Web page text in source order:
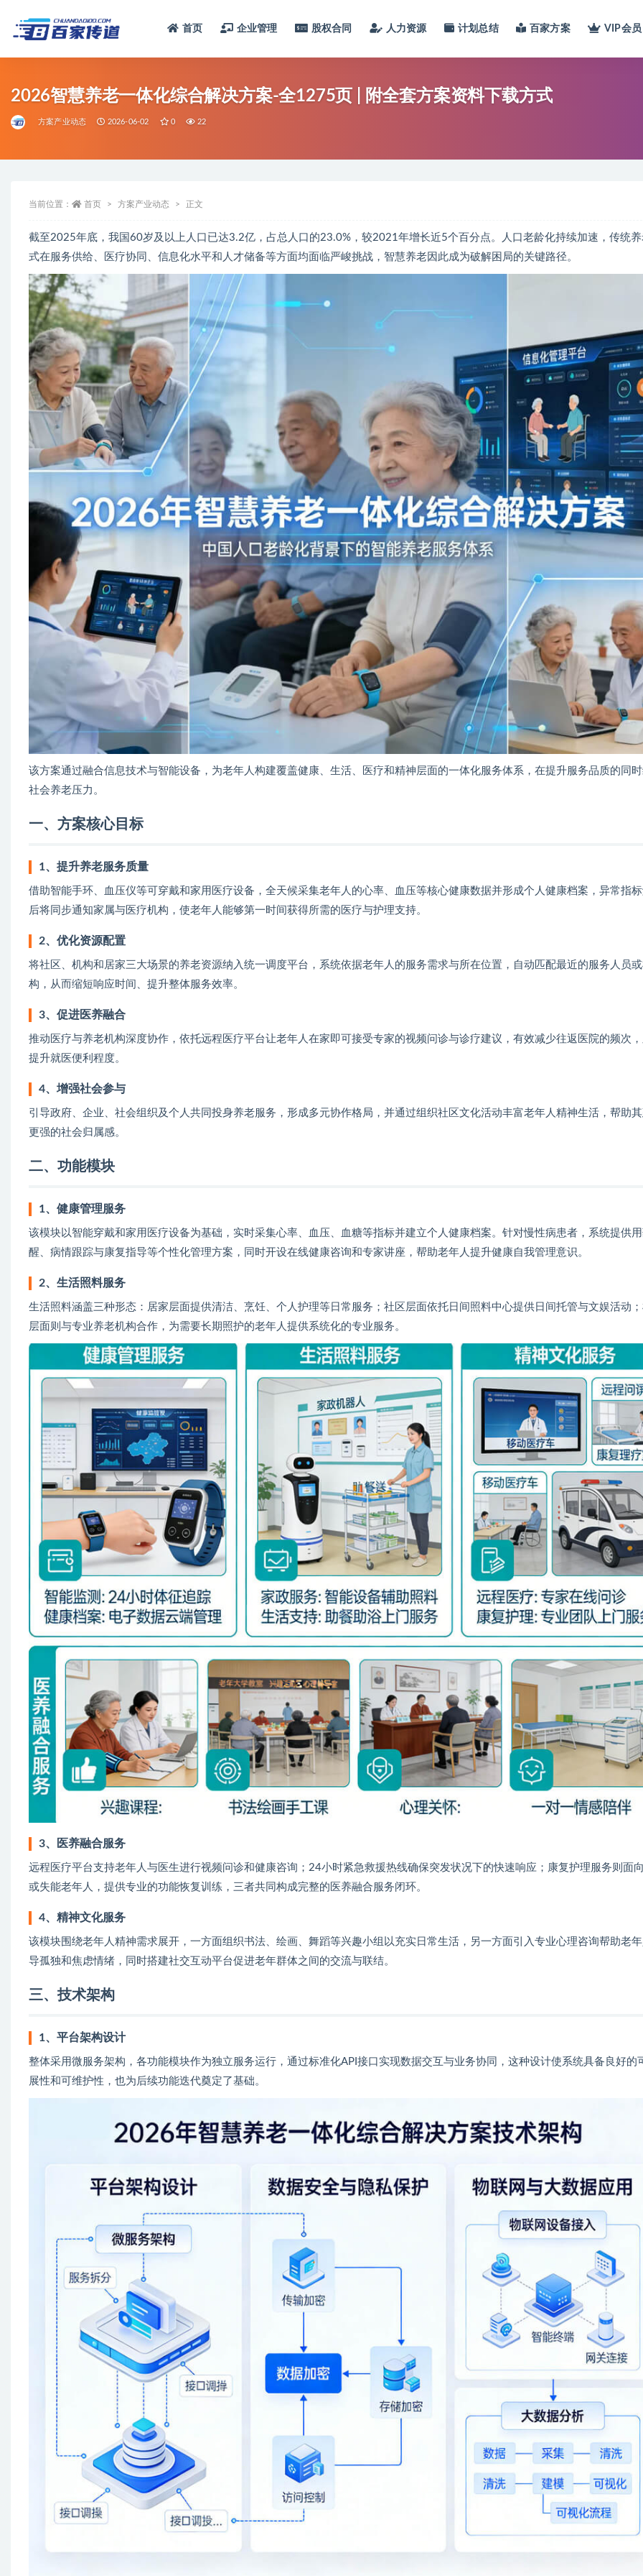
首页 企业管理 股权合同 人力资源 计划总结 百家方案 VIP会员
2026智慧养老一体化综合解决方案-全1275页 | 附全套方案资料下载方式
方案产业动态 2026-06-02 0 22
当前位置： 首页 方案产业动态 正文
截至2025年底，我国60岁及以上人口已达3.2亿，占总人口的23.0%，较2021年增长近5个百分点。人口老龄化持续加速，传统
式在服务供给、医疗协同、信息化水平和人才储备等方面均面临严峻挑战，智慧养老因此成为破解困局的关键路径。
该方案通过融合信息技术与智能设备，为老年人构建覆盖健康、生活、医疗和精神层面的一体化服务体系，在提升服务品质的同
社会养老压力。
一、方案核心目标
1、提升养老服务质量
借助智能手环、血压仪等可穿戴和家用医疗设备，全天候采集老年人的心率、血压等核心健康数据并形成个人健康档案，异常指
后将同步通知家属与医疗机构，使老年人能够第一时间获得所需的医疗与护理支持。
2、优化资源配置
将社区、机构和居家三大场景的养老资源纳入统一调度平台，系统依据老年人的服务需求与所在位置，自动匹配最近的服务人员
构，从而缩短响应时间、提升整体服务效率。
3、促进医养融合
推动医疗与养老机构深度协作，依托远程医疗平台让老年人在家即可接受专家的视频问诊与诊疗建议，有效减少往返医院的频次
提升就医便利程度。
4、增强社会参与
引导政府、企业、社会组织及个人共同投身养老服务，形成多元协作格局，并通过组织社区文化活动丰富老年人精神生活，帮助
更强的社会归属感。
二、功能模块
1、健康管理服务
该模块以智能穿戴和家用医疗设备为基础，实时采集心率、血压、血糖等指标并建立个人健康档案。针对慢性病患者，系统提供
醒、病情跟踪与康复指导等个性化管理方案，同时开设在线健康咨询和专家讲座，帮助老年人提升健康自我管理意识。
2、生活照料服务
生活照料涵盖三种形态：居家层面提供清洁、烹饪、个人护理等日常服务；社区层面依托日间照料中心提供日间托管与文娱活动
层面则与专业养老机构合作，为需要长期照护的老年人提供系统化的专业服务。
3、医养融合服务
远程医疗平台支持老年人与医生进行视频问诊和健康咨询；24小时紧急救援热线确保突发状况下的快速响应；康复护理服务则面
或失能老年人，提供专业的功能恢复训练，三者共同构成完整的医养融合服务闭环。
4、精神文化服务
该模块围绕老年人精神需求展开，一方面组织书法、绘画、舞蹈等兴趣小组以充实日常生活，另一方面引入专业心理咨询帮助老
导孤独和焦虑情绪，同时搭建社交互动平台促进老年群体之间的交流与联结。
三、技术架构
1、平台架构设计
整体采用微服务架构，各功能模块作为独立服务运行，通过标准化API接口实现数据交互与业务协同，这种设计使系统具备良好的
展性和可维护性，也为后续功能迭代奠定了基础。